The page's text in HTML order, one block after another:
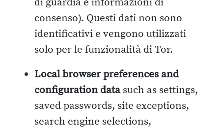
consenso). Questi dati non sono
identificativi e vengono utilizzati
solo per le funzionalità di Tor.
Local browser preferences and
configuration datasuch as settings,
saved passwords, site exceptions,
search engine selections,